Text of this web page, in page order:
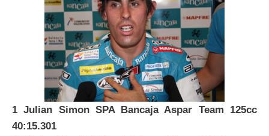
1 Julian Simon SPA Bancaja Aspar Team 125cc
40:15.301